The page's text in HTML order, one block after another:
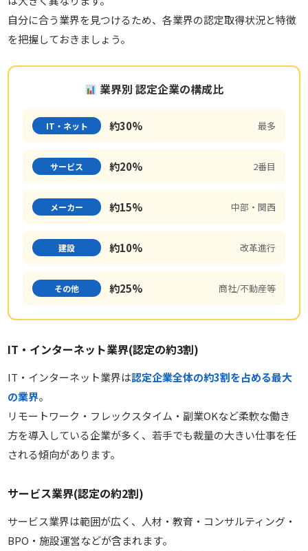
自分に合う業界を見つけるため、各業界の認定取得状況と特徴
を把握しておきましょう。
業界別 認定企業の構成比
IT・ネット 約30% 最多
サービス 約20% 2番目
メーカー 約15% 中部・関西
建設 約10% 改革進行
その他 約25% 商社/不動産等
IT・インターネット業界(認定の約3割)
IT・インターネット業界は認定企業全体の約3割を占める最大
の業界。
リモートワーク・フレックスタイム・副業OKなど柔軟な働き
方を導入している企業が多く、若手でも裁量の大きい仕事を任
される傾向があります。
サービス業界(認定の約2割)
サービス業界は範囲が広く、人材・教育・コンサルティング・
BPO・施設運営などが含まれます。